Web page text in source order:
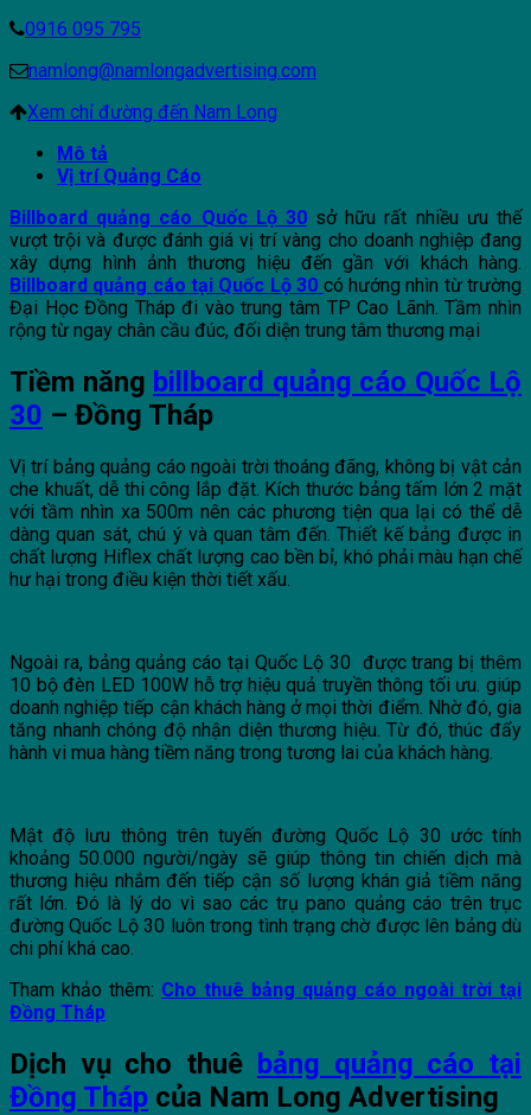
0916 095 795
namlong@namlongadvertising.com
Xem chỉ đường đến Nam Long
Mô tả
Vị trí Quảng Cáo
Billboard quảng cáo Quốc Lộ 30 sở hữu rất nhiều ưu thế
vượt trội và được đánh giá vị trí vàng cho doanh nghiệp đang
xây dựng hình ảnh thương hiệu đến gần với khách hàng.
Billboard quảng cáo tại Quốc Lộ 30 có hướng nhìn từ trường
Đại Học Đồng Tháp đi vào trung tâm TP Cao Lãnh. Tầm nhìn
rộng từ ngay chân cầu đúc, đối diện trung tâm thương mại
Tiềm năng billboard quảng cáo Quốc Lộ
30 – Đồng Tháp
Vị trí bảng quảng cáo ngoài trời thoáng đãng, không bị vật cản
che khuất, dễ thi công lắp đặt. Kích thước bảng tấm lớn 2 mặt
với tầm nhìn xa 500m nên các phương tiện qua lại có thể dễ
dàng quan sát, chú ý và quan tâm đến. Thiết kế bảng được in
chất lượng Hiflex chất lượng cao bền bỉ, khó phải màu hạn chế
hư hại trong điều kiện thời tiết xấu.
Ngoài ra, bảng quảng cáo tại Quốc Lộ 30 được trang bị thêm
10 bộ đèn LED 100W hỗ trợ hiệu quả truyền thông tối ưu. giúp
doanh nghiệp tiếp cận khách hàng ở mọi thời điểm. Nhờ đó, gia
tăng nhanh chóng độ nhận diện thương hiệu. Từ đó, thúc đẩy
hành vi mua hàng tiềm năng trong tương lai của khách hàng.
Mật độ lưu thông trên tuyến đường Quốc Lộ 30 ước tính
khoảng 50.000 người/ngày sẽ giúp thông tin chiến dịch mà
thương hiệu nhắm đến tiếp cận số lượng khán giả tiềm năng
rất lớn. Đó là lý do vì sao các trụ pano quảng cáo trên trục
đường Quốc Lộ 30 luôn trong tình trạng chờ được lên bảng dù
chi phí khá cao.
Tham khảo thêm: Cho thuê bảng quảng cáo ngoài trời tại
Đồng Tháp
Dịch vụ cho thuê bảng quảng cáo tại
Đồng Tháp của Nam Long Advertising